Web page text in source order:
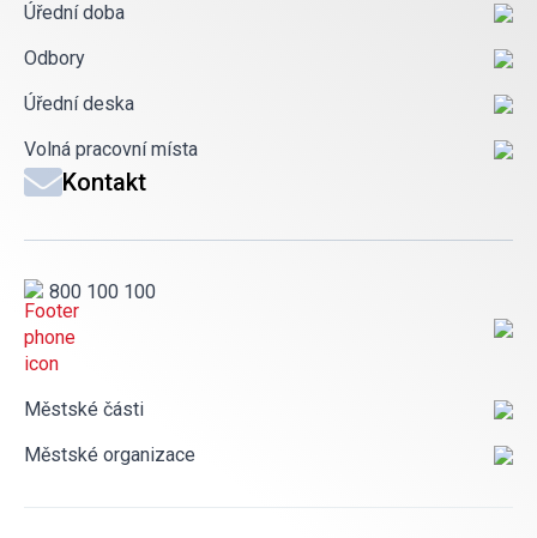
Úřední doba
Odbory
Úřední deska
Volná pracovní místa
Kontakt
800 100 100
Městské části
Městské organizace